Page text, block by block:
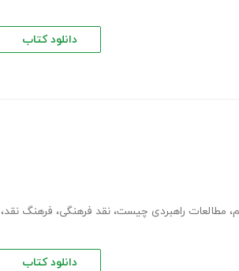
دانلود کتاب
، مطالعات راهبردی چیست، نقد فرهنگی، فرهنگ نقد،
دانلود کتاب